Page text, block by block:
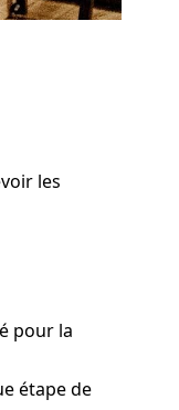
les
pour la
étape de